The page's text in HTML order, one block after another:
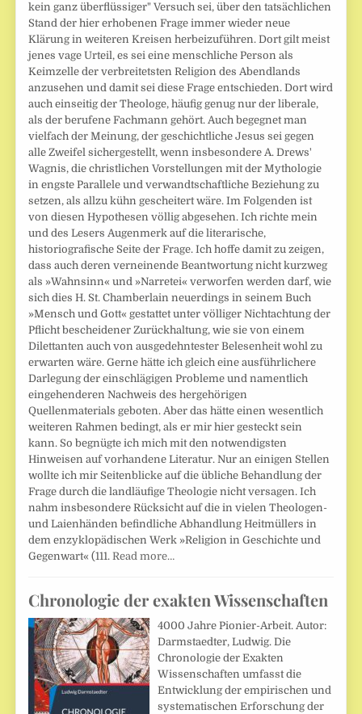
kein ganz überflüssiger" Versuch sei, über den tatsächlichen
Stand der hier erhobenen Frage immer wieder neue
Klärung in weiteren Kreisen herbeizuführen. Dort gilt meist
jenes vage Urteil, es sei eine menschliche Person als
Keimzelle der verbreitet­sten Religion des Abendlands
anzusehen und damit sei diese Frage entschieden. Dort wird
auch einseitig der Theologe, häufig genug nur der liberale,
als der berufene Fachmann gehört. Auch begegnet man
vielfach der Meinung, der geschichtliche Jesus sei gegen
alle Zweifel sichergestellt, wenn insbesondere A. Drews'
Wagnis, die christlichen Vorstellungen mit der Mythologie
in engste Parallele und verwandtschaft­liche Beziehung zu
setzen, als allzu kühn gescheitert wäre. Im Folgenden ist
von diesen Hypothesen völlig abgesehen. Ich richte mein
und des Lesers Augenmerk auf die literarische,
historiografische Seite der Frage. Ich hoffe damit zu zeigen,
dass auch deren verneinende Beantwortung nicht kurzweg
als »Wahnsinn« und »Narretei« verworfen werden darf, wie
sich dies H. St. Chamberlain neuerdings in seinem Buch
»Mensch und Gott« gestattet unter völliger Nichtachtung der
Pflicht bescheidener Zurückhaltung, wie sie von einem
Dilettanten auch von ausgedehntester Belesenheit wohl zu
erwarten wäre. Gerne hätte ich gleich eine ausführlichere
Darlegung der einschlägigen Probleme und namentlich
eingehenderen Nachweis des hergehörigen
Quellenmaterials geboten. Aber das hätte einen wesentlich
weiteren Rahmen bedingt, als er mir hier gesteckt sein
kann. So begnügte ich mich mit den notwendigsten
Hinweisen auf vorhandene Literatur. Nur an einigen Stellen
wollte ich mir Seitenblicke auf die übliche Behand­lung der
Frage durch die landläufige Theologie nicht versagen. Ich
nahm insbe­sondere Rücksicht auf die in vielen Theologen-
und Laienhänden befindliche Abhand­lung Heitmüllers in
dem enzyklopädischen Werk »Religion in Geschichte und
Gegenwart« (111.Read more…
Chronologie der exakten Wissenschaften
4000 Jahre Pionier-Arbeit. Autor:
Darmstaedter, Ludwig. Die
Chronologie der Exakten
Wissenschaften umfasst die
Entwicklung der empirischen und
systematischen Erforschung der